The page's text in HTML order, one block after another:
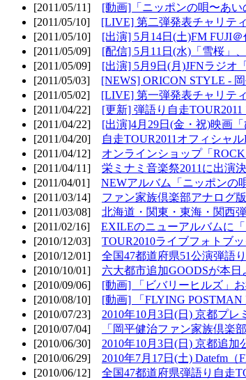
[2011/05/11] [動画]「ニッポンの唄〜あ
[2011/05/10] [LIVE] 第二弾発表チャリテ
[2011/05/10] [出演] 5月14日(土)FM FUJI
[2011/05/09] [配信] 5月11日(水)「雪桜」
[2011/05/09] [出演] 5月9日(月)JFNラジオ
[2011/05/03] [NEWS] ORICON STYLE -
[2011/05/02] [LIVE] 第一弾発表チャリテ
[2011/04/22] [更新] 弾語り自走TOUR2011
[2011/04/22] [出演]4月29日(金・祝)映画
[2011/04/20]
自走TOUR2011オフィシャ
[2011/04/12] オンラインショップ「
[2011/04/11] 栄ミナミ音楽祭2011に出演
[2011/04/01] NEWアルバム「ニッポンの
[2011/03/14] ファン家族倶楽部アナログ
[2011/03/08] 北海道・関東・東海・関西
[2011/02/16] EXILEのニューアルバムに
[2010/12/03] TOUR2010ライブフォトブ
[2010/12/01] 全国47都道府県51公演弾語
[2010/10/01] 六大都市追加GOODSが本
[2010/09/06] [動画] 「ビバリーヒルズ」
[2010/08/10] [動画] 「FLYING POSTMAN
[2010/07/23] 2010年10月3日(日) 京都プ
[2010/07/04]
「岡平健治ファン家族倶楽
[2010/06/30] 2010年10月3日(日) 京都追加
[2010/06/29] 2010年7月17日(土) Datefm
[2010/06/12] 全国47都道府県弾語り自走